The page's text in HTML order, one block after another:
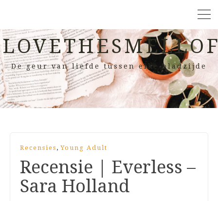
De geur van liefde tussen elke bladzijde
Recensies , Young Adult
Recensie | Everless –
Sara Holland